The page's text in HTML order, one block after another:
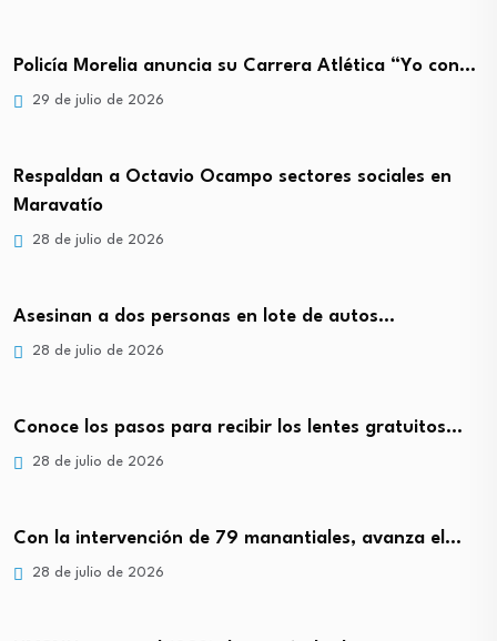
Policía Morelia anuncia su Carrera Atlética “Yo con…
29 de julio de 2026
Respaldan a Octavio Ocampo sectores sociales en
Maravatío
28 de julio de 2026
Asesinan a dos personas en lote de autos…
28 de julio de 2026
Conoce los pasos para recibir los lentes gratuitos…
28 de julio de 2026
Con la intervención de 79 manantiales, avanza el…
28 de julio de 2026